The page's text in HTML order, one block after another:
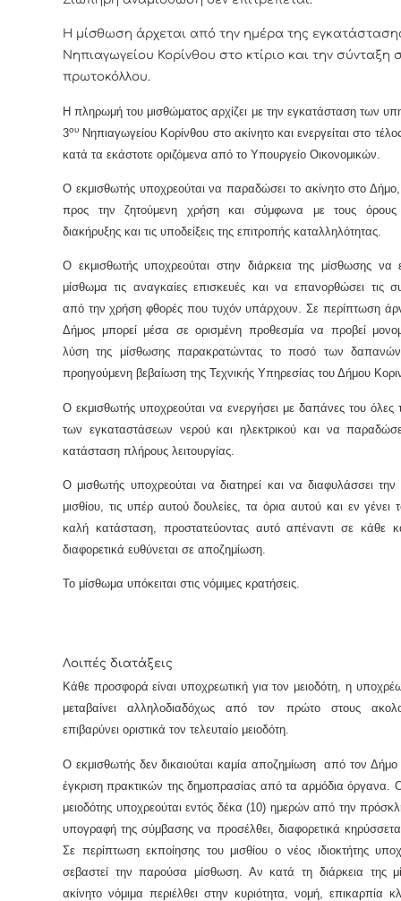
Η μίσθωση άρχεται από την ημέρα της
Νηπιαγωγείου Κορίνθου στο κτίριο και την σύνταξη
πρωτοκόλλου.
Η πληρωμή του μισθώματος αρχίζει με την εγκατάσταση των
3ου Νηπιαγωγείου Κορίνθου στο ακίνητο και ενεργείται στο
κατά τα εκάστοτε οριζόμενα από το Υπουργείο Οικονομικών.
Ο εκμισθωτής υποχρεούται να παραδώσει το ακίνητο στο
προς την ζητούμενη χρήση και σύμφωνα με τους όρους
διακήρυξης και τις υποδείξεις της επιτροπής καταλληλότητας.
Ο εκμισθωτής υποχρεούται στην διάρκεια της μίσθωσης να
μίσθωμα τις αναγκαίες επισκευές και να επανορθώσει τις
από την χρήση φθορές που τυχόν υπάρχουν. Σε περίπτωση
Δήμος μπορεί μέσα σε ορισμένη προθεσμία να προβεί
λύση της μίσθωσης παρακρατώντας το ποσό των
προηγούμενη βεβαίωση της Τεχνικής Υπηρεσίας του Δήμου
Ο εκμισθωτής υποχρεούται να ενεργήσει με δαπάνες του όλες
των εγκαταστάσεων νερού και ηλεκτρικού και να
κατάσταση πλήρους λειτουργίας.
Ο μισθωτής υποχρεούται να διατηρεί και να διαφυλάσσει
μισθίου, τις υπέρ αυτού δουλείες, τα όρια αυτού και εν γένει
καλή κατάσταση, προστατεύοντας αυτό απέναντι σε κάθε
διαφορετικά ευθύνεται σε αποζημίωση.
Το μίσθωμα υπόκειται στις νόμιμες κρατήσεις.
Λοιπές διατάξεις
Κάθε προσφορά είναι υποχρεωτική για τον μειοδότη, η
μεταβαίνει αλληλοδιαδόχως από τον πρώτο στους
επιβαρύνει οριστικά τον τελευταίο μειοδότη.
Ο εκμισθωτής δεν δικαιούται καμία αποζημίωση από τον
έγκριση πρακτικών της δημοπρασίας από τα αρμόδια όργανα. Ο
μειοδότης υποχρεούται εντός δέκα (10) ημερών από την
υπογραφή της σύμβασης να προσέλθει, διαφορετικά
Σε περίπτωση εκποίησης του μισθίου ο νέος ιδιοκτήτης
σεβαστεί την παρούσα μίσθωση. Αν κατά τη διάρκεια της
ακίνητο νόμιμα περιέλθει στην κυριότητα, νομή, επικαρπία